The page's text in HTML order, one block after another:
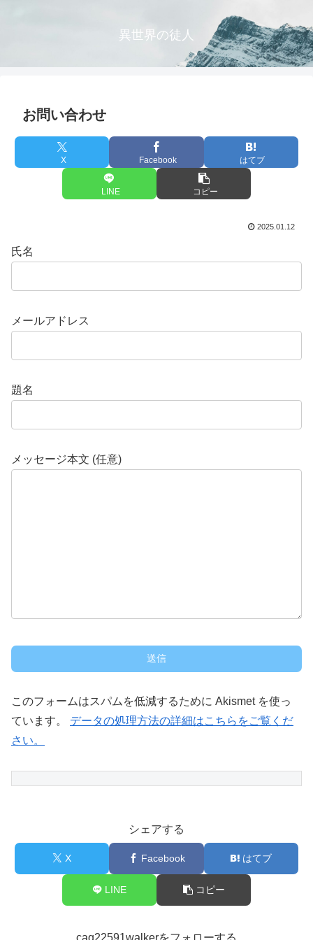
異世界の徒人
お問い合わせ
X Facebook はてブ
LINE コピー
2025.01.12
氏名
メールアドレス
題名
メッセージ本文 (任意)
このフォームはスパムを低減するために Akismet を使っ
ています。 データの処理方法の詳細はこちらをご覧くだ
さい。
シェアする
X Facebook はてブ
LINE コピー
caq22591walkerをフォローする